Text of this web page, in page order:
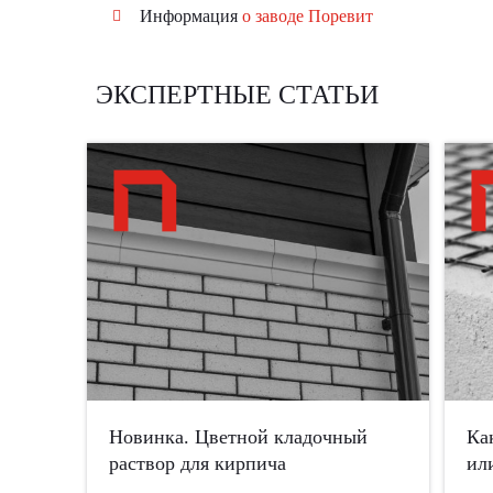
Информация о заводе Поревит
ЭКСПЕРТНЫЕ СТАТЬИ
Новинка. Цветной кладочный
раствор для кирпича